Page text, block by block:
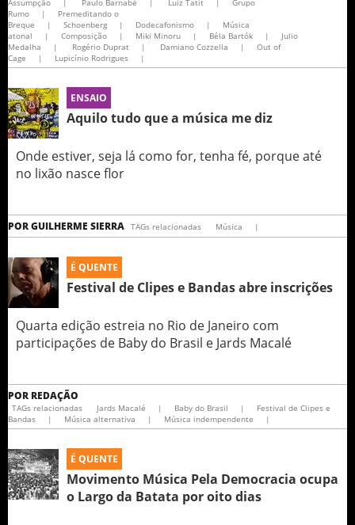
Assumpção
| Paulo Barnabé | Luiz Tatit |
Grupo
Rumo
|
Premeditando o
Breque
| Schoenberg | Dodecafonismo |
Música
atonal
| Composição | Miki Minoru | Béla Bartók |
Julio
Medalha
| Rogério Duprat | Damiano Cozzella |
Out of
Cage
| Lupicínio Rodrigues​ |
ENSAIO
Aquilo tudo que a música me diz
Onde estiver, seja lá como for, tenha fé, porque até
no lixão nasce flor
PORGUILHERME SIERRA TAGs relacionadas Música |
É QUENTE
Festival de Clipes e Bandas abre inscrições
Quarta edição estreia no Rio de Janeiro com
participações de Baby do Brasil e Jards Macalé
POR REDAÇÃO
TAGs relacionadas Jards Macalé | Baby do Brasil |
Festival de Clipes e
Bandas
| Música alternativa | Música indempendente |
É QUENTE
Movimento Música Pela Democracia ocupa
o Largo da Batata por oito dias